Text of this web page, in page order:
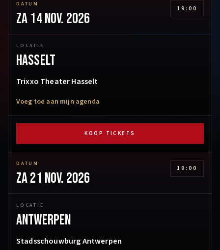
DATUM
za 14 nov. 2026
19:00
LOCATIE
Hasselt
Trixxo Theater Hasselt
Voeg toe aan mijn agenda
KOOP TICKETS
DATUM
za 21 nov. 2026
19:00
LOCATIE
Antwerpen
Stadsschouwburg Antwerpen